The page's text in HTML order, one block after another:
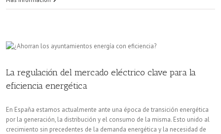
eficiencia
La regulación del mercado eléctrico clave para la
eficiencia energética
En España estamos actualmente ante una época de transición energética
por la generación, la distribución y el consumo de la misma. Esto unido al
crecimiento sin precedentes de la demanda energética y la necesidad de